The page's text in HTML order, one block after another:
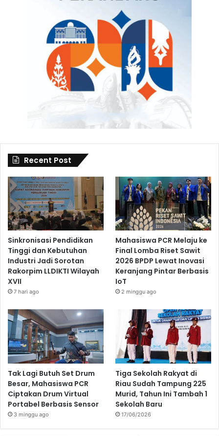
Recent Post
Sinkronisasi Pendidikan
Tinggi dan Kebutuhan
Industri Jadi Sorotan
Rakorpim LLDIKTI Wilayah
XVII
7 hari ago
Mahasiswa PCR Melaju ke
Final Lomba Riset Sawit
2026 BPDP Lewat Inovasi
Keranjang Pintar Berbasis
IoT
2 minggu ago
Tak Lagi Butuh Set Drum
Besar, Mahasiswa PCR
Ciptakan Drum Virtual
Portabel Berbasis Sensor
3 minggu ago
Tiga Sekolah Rakyat di
Riau Sudah Tampung 225
Murid, Tahun Ini Tambah 1
Sekolah Baru
17/06/2026